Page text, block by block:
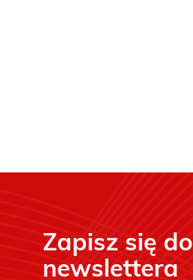
Zapisz się do
newslettera